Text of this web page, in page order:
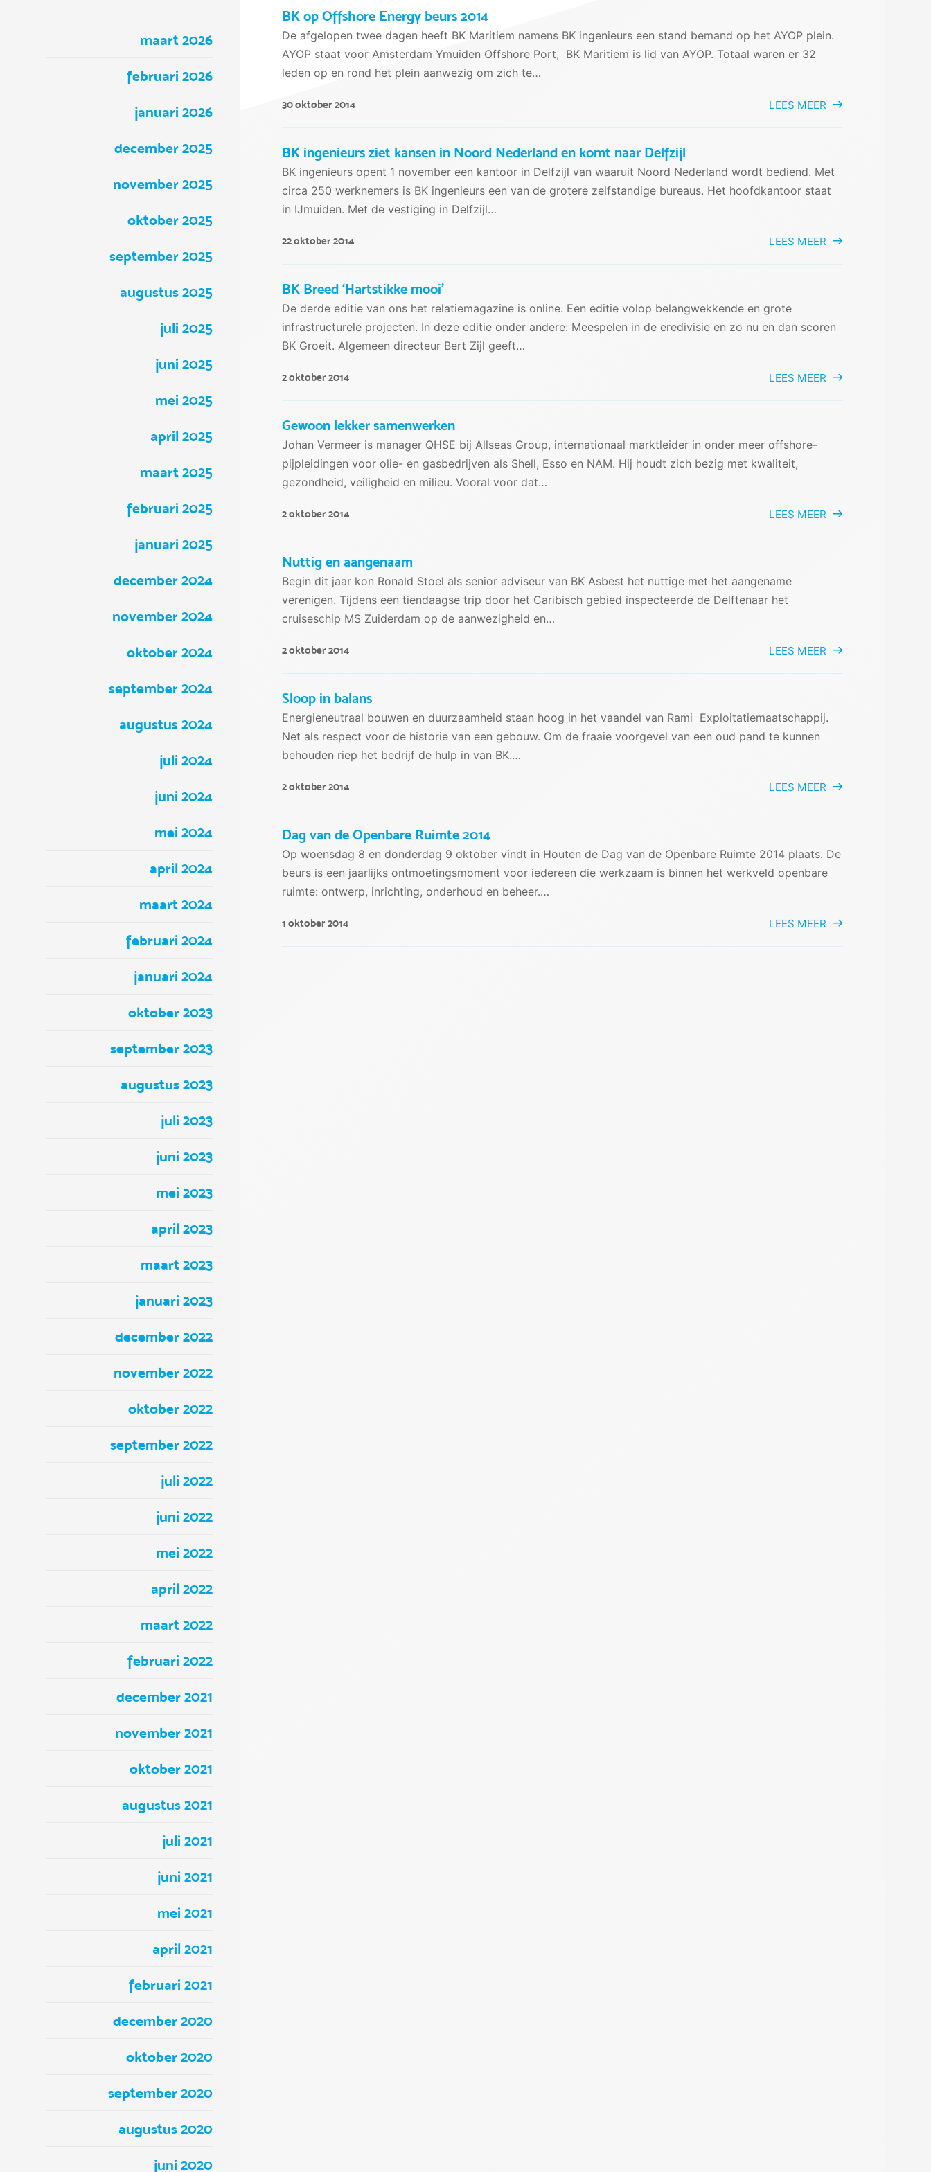
maart 2026
februari 2026
januari 2026
december 2025
november 2025
oktober 2025
september 2025
augustus 2025
juli 2025
juni 2025
mei 2025
april 2025
maart 2025
februari 2025
januari 2025
december 2024
november 2024
oktober 2024
september 2024
augustus 2024
juli 2024
juni 2024
mei 2024
april 2024
maart 2024
februari 2024
januari 2024
oktober 2023
september 2023
augustus 2023
juli 2023
juni 2023
mei 2023
april 2023
maart 2023
januari 2023
december 2022
november 2022
oktober 2022
september 2022
juli 2022
juni 2022
mei 2022
april 2022
maart 2022
februari 2022
december 2021
november 2021
oktober 2021
augustus 2021
juli 2021
juni 2021
mei 2021
april 2021
februari 2021
december 2020
oktober 2020
september 2020
augustus 2020
juni 2020
BK op Offshore Energy beurs 2014
De afgelopen twee dagen heeft BK Maritiem namens BK ingenieurs een stand bemand op het AYOP plein.
AYOP staat voor Amsterdam Ymuiden Offshore Port, BK Maritiem is lid van AYOP. Totaal waren er 32
leden op en rond het plein aanwezig om zich te…
30 oktober 2014 LEES MEER
BK ingenieurs ziet kansen in Noord Nederland en komt naar Delfzijl
BK ingenieurs opent 1 november een kantoor in Delfzijl van waaruit Noord Nederland wordt bediend. Met
circa 250 werknemers is BK ingenieurs een van de grotere zelfstandige bureaus. Het hoofdkantoor staat
in IJmuiden. Met de vestiging in Delfzijl…
22 oktober 2014 LEES MEER
BK Breed ‘Hartstikke mooi’
De derde editie van ons het relatiemagazine is online. Een editie volop belangwekkende en grote
infrastructurele projecten. In deze editie onder andere: Meespelen in de eredivisie en zo nu en dan scoren
BK Groeit. Algemeen directeur Bert Zijl geeft…
2 oktober 2014 LEES MEER
Gewoon lekker samenwerken
Johan Vermeer is manager QHSE bij Allseas Group, internationaal marktleider in onder meer offshore-
pijpleidingen voor olie- en gasbedrijven als Shell, Esso en NAM. Hij houdt zich bezig met kwaliteit,
gezondheid, veiligheid en milieu. Vooral voor dat…
2 oktober 2014 LEES MEER
Nuttig en aangenaam
Begin dit jaar kon Ronald Stoel als senior adviseur van BK Asbest het nuttige met het aangename
verenigen. Tijdens een tiendaagse trip door het Caribisch gebied inspecteerde de Delftenaar het
cruiseschip MS Zuiderdam op de aanwezigheid en…
2 oktober 2014 LEES MEER
Sloop in balans
Energieneutraal bouwen en duurzaamheid staan hoog in het vaandel van Rami Exploitatiemaatschappij.
Net als respect voor de historie van een gebouw. Om de fraaie voorgevel van een oud pand te kunnen
behouden riep het bedrijf de hulp in van BK.…
2 oktober 2014 LEES MEER
Dag van de Openbare Ruimte 2014
Op woensdag 8 en donderdag 9 oktober vindt in Houten de Dag van de Openbare Ruimte 2014 plaats. De
beurs is een jaarlijks ontmoetingsmoment voor iedereen die werkzaam is binnen het werkveld openbare
ruimte: ontwerp, inrichting, onderhoud en beheer.…
1 oktober 2014 LEES MEER